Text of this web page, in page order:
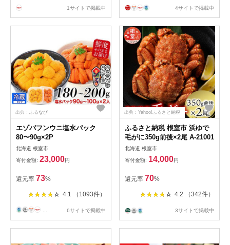
1サイトで掲載中 4サイトで掲載中
出典：ふるなび
エゾバフンウニ塩水パック
80〜90g×2P
北海道 根室市
寄付金額: 23,000円
還元率 73%
4.1 （1093件）
6サイトで掲載中
出典：Yahoo!ふるさと納税
ふるさと納税 根室市 浜ゆで
毛がに350g前後×2尾 A-21001
北海道 根室市
寄付金額: 14,000円
還元率 70%
4.2 （342件）
3サイトで掲載中